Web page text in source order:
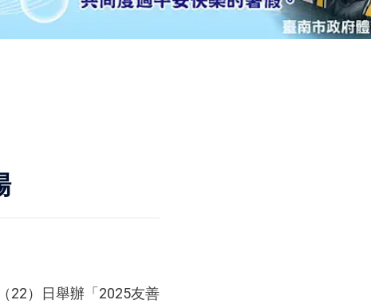
22）日舉辦「2025友善